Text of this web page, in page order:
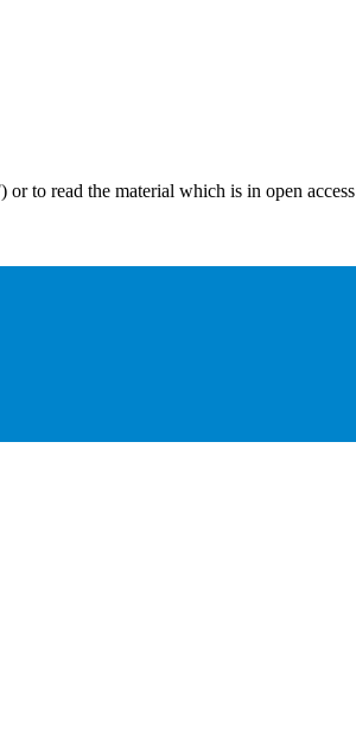
to read the material which is in open access